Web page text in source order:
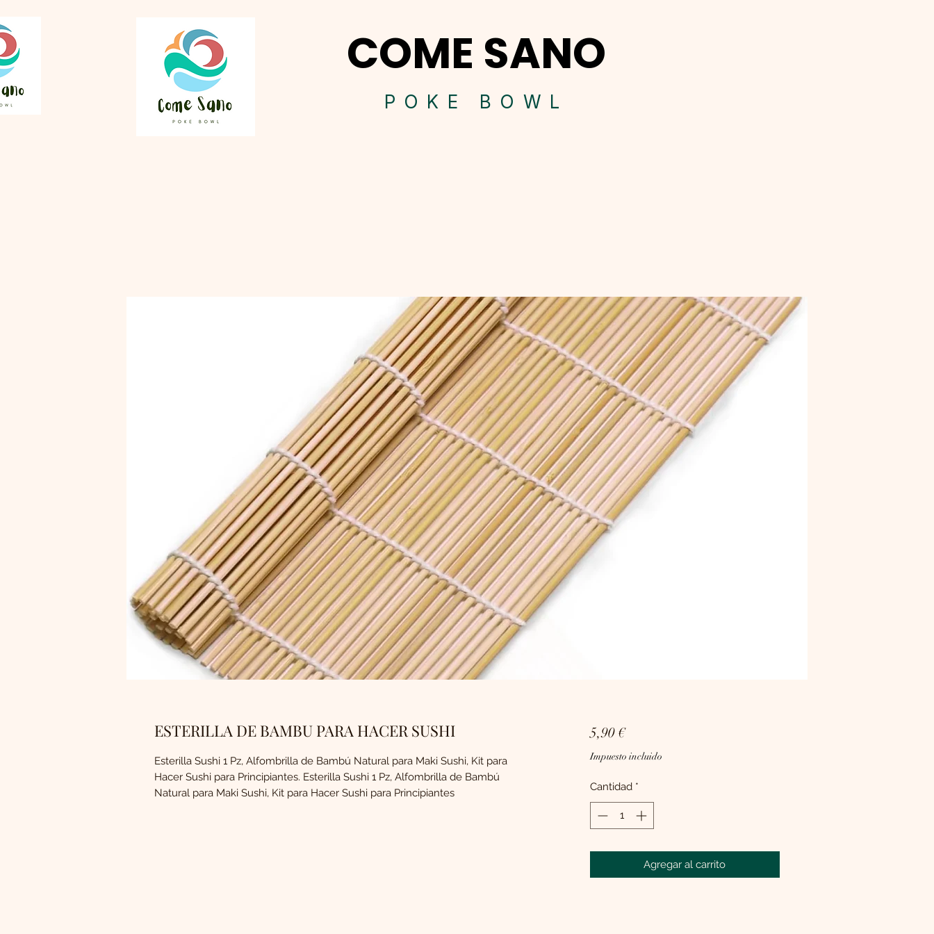
COME SANO
POK E BOWL
ESTERILLA DE BAMBU PARA HACER SUSHI
Esterilla Sushi 1 Pz, Alfombrilla de Bambú Natural para Maki Sushi, Kit para
Hacer Sushi para Principiantes. Esterilla Sushi 1 Pz, Alfombrilla de Bambú
Natural para Maki Sushi, Kit para Hacer Sushi para Principiantes
5,90 €Precio
Impuesto incluido
Cantidad *
Agregar al carrito